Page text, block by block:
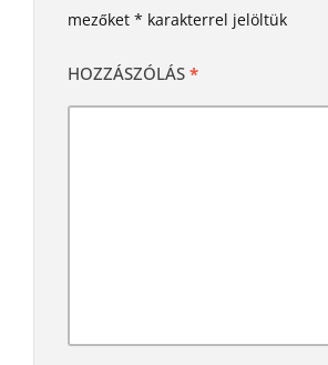
mezőket * karakterrel jelöltük
HOZZÁSZÓLÁS *